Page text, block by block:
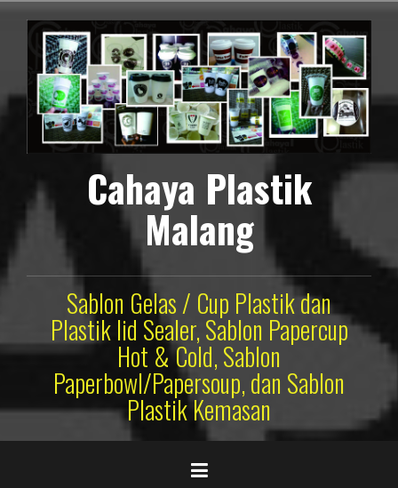
konten
Cahaya Plastik
Malang
Sablon Gelas / Cup Plastik dan
Plastik lid Sealer, Sablon Papercup
Hot & Cold, Sablon
Paperbowl/Papersoup, dan Sablon
Plastik Kemasan